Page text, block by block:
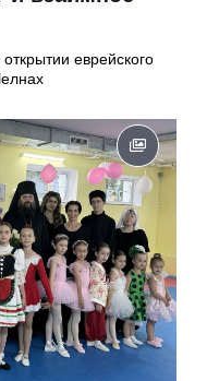
еврейского